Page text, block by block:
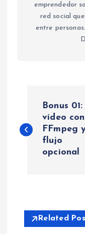
emprendedor
red social
entre
a
Bonus 01:
vídeo con
FFmpeg
flujo
opcional
Related